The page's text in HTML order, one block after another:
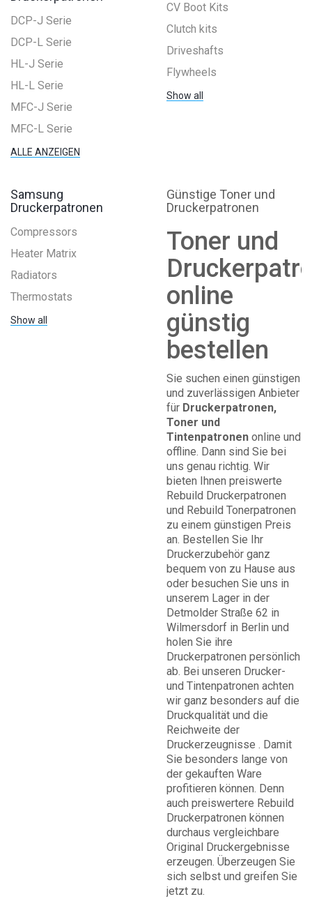
DCP-J Serie
DCP-L Serie
HL-J Serie
HL-L Serie
MFC-J Serie
MFC-L Serie
ALLE ANZEIGEN
CV Boot Kits
Clutch kits
Driveshafts
Flywheels
Show all
Samsung
Druckerpatronen
Compressors
Heater Matrix
Radiators
Thermostats
Show all
Günstige Toner und
Druckerpatronen
Toner und
online
günstig
bestellen
Sie suchen einen günstigen
und zuverlässigen Anbieter
für Druckerpatronen,
Toner und
Tintenpatronen online und
offline. Dann sind Sie bei
uns genau richtig. Wir
bieten Ihnen preiswerte
Rebuild Druckerpatronen
und Rebuild Tonerpatronen
zu einem günstigen Preis
an. Bestellen Sie Ihr
Druckerzubehör ganz
bequem von zu Hause aus
oder besuchen Sie uns in
unserem Lager in der
Detmolder Straße 62 in
Wilmersdorf in Berlin und
holen Sie ihre
Druckerpatronen persönlich
ab. Bei unseren Drucker-
und Tintenpatronen achten
wir ganz besonders auf die
Druckqualität und die
Reichweite der
Druckerzeugnisse . Damit
Sie besonders lange von
der gekauften Ware
profitieren können. Denn
auch preiswertere Rebuild
Druckerpatronen können
durchaus vergleichbare
Original Druckergebnisse
erzeugen. Überzeugen Sie
sich selbst und greifen Sie
jetzt zu.